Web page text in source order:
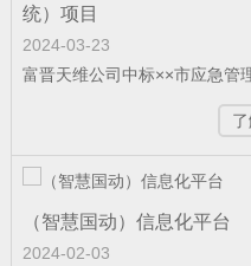
富晋天维承建的解
环境综合系统工程
军队资产管理变革
统）项目
2024-03-23
富晋天维公司中标××市应急管
（智慧国动）信息化平台
2024-02-03